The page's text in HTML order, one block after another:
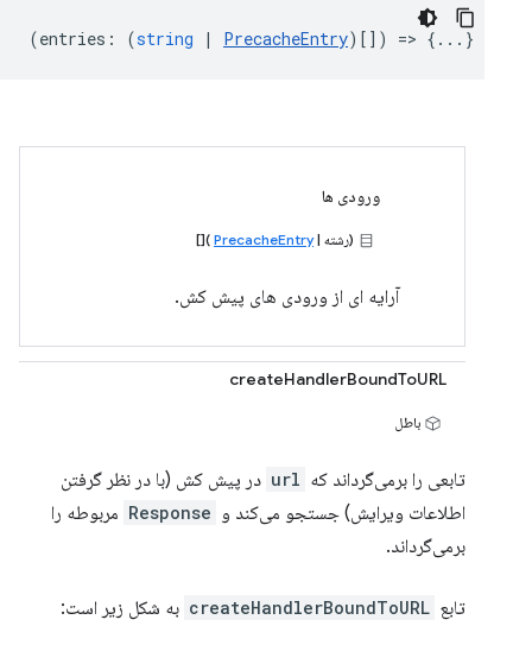
(entries : (string | PrecacheEntry)[]) => {...}
ورودی ها
(رشته |PrecacheEntry
)[]
آرایه ای از ورودی های پیش کش.
createHandlerBoundToURL
باطل
تابعی را برمی‌گرداند که url در پیش کش (با در نظر گرفتن
اطلاعات ویرایش) جستجو می‌کند و Response مربوطه را
برمی‌گرداند.
تابع createHandlerBoundToURL به شکل زیر است: